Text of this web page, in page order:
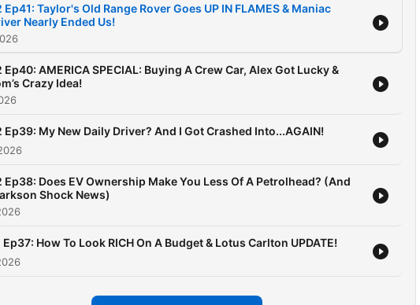
Ep41: Taylor's Old Range Rover Goes UP IN FLAMES & Maniac
Nearly Ended Us!
Ep40: AMERICA SPECIAL: Buying A Crew Car, Alex Got Lucky &
Crazy Idea!
Ep39: My New Daily Driver? And I Got Crashed Into...AGAIN!
Ep38: Does EV Ownership Make You Less Of A Petrolhead? (And
Shock News)
Ep37: How To Look RICH On A Budget & Lotus Carlton UPDATE!